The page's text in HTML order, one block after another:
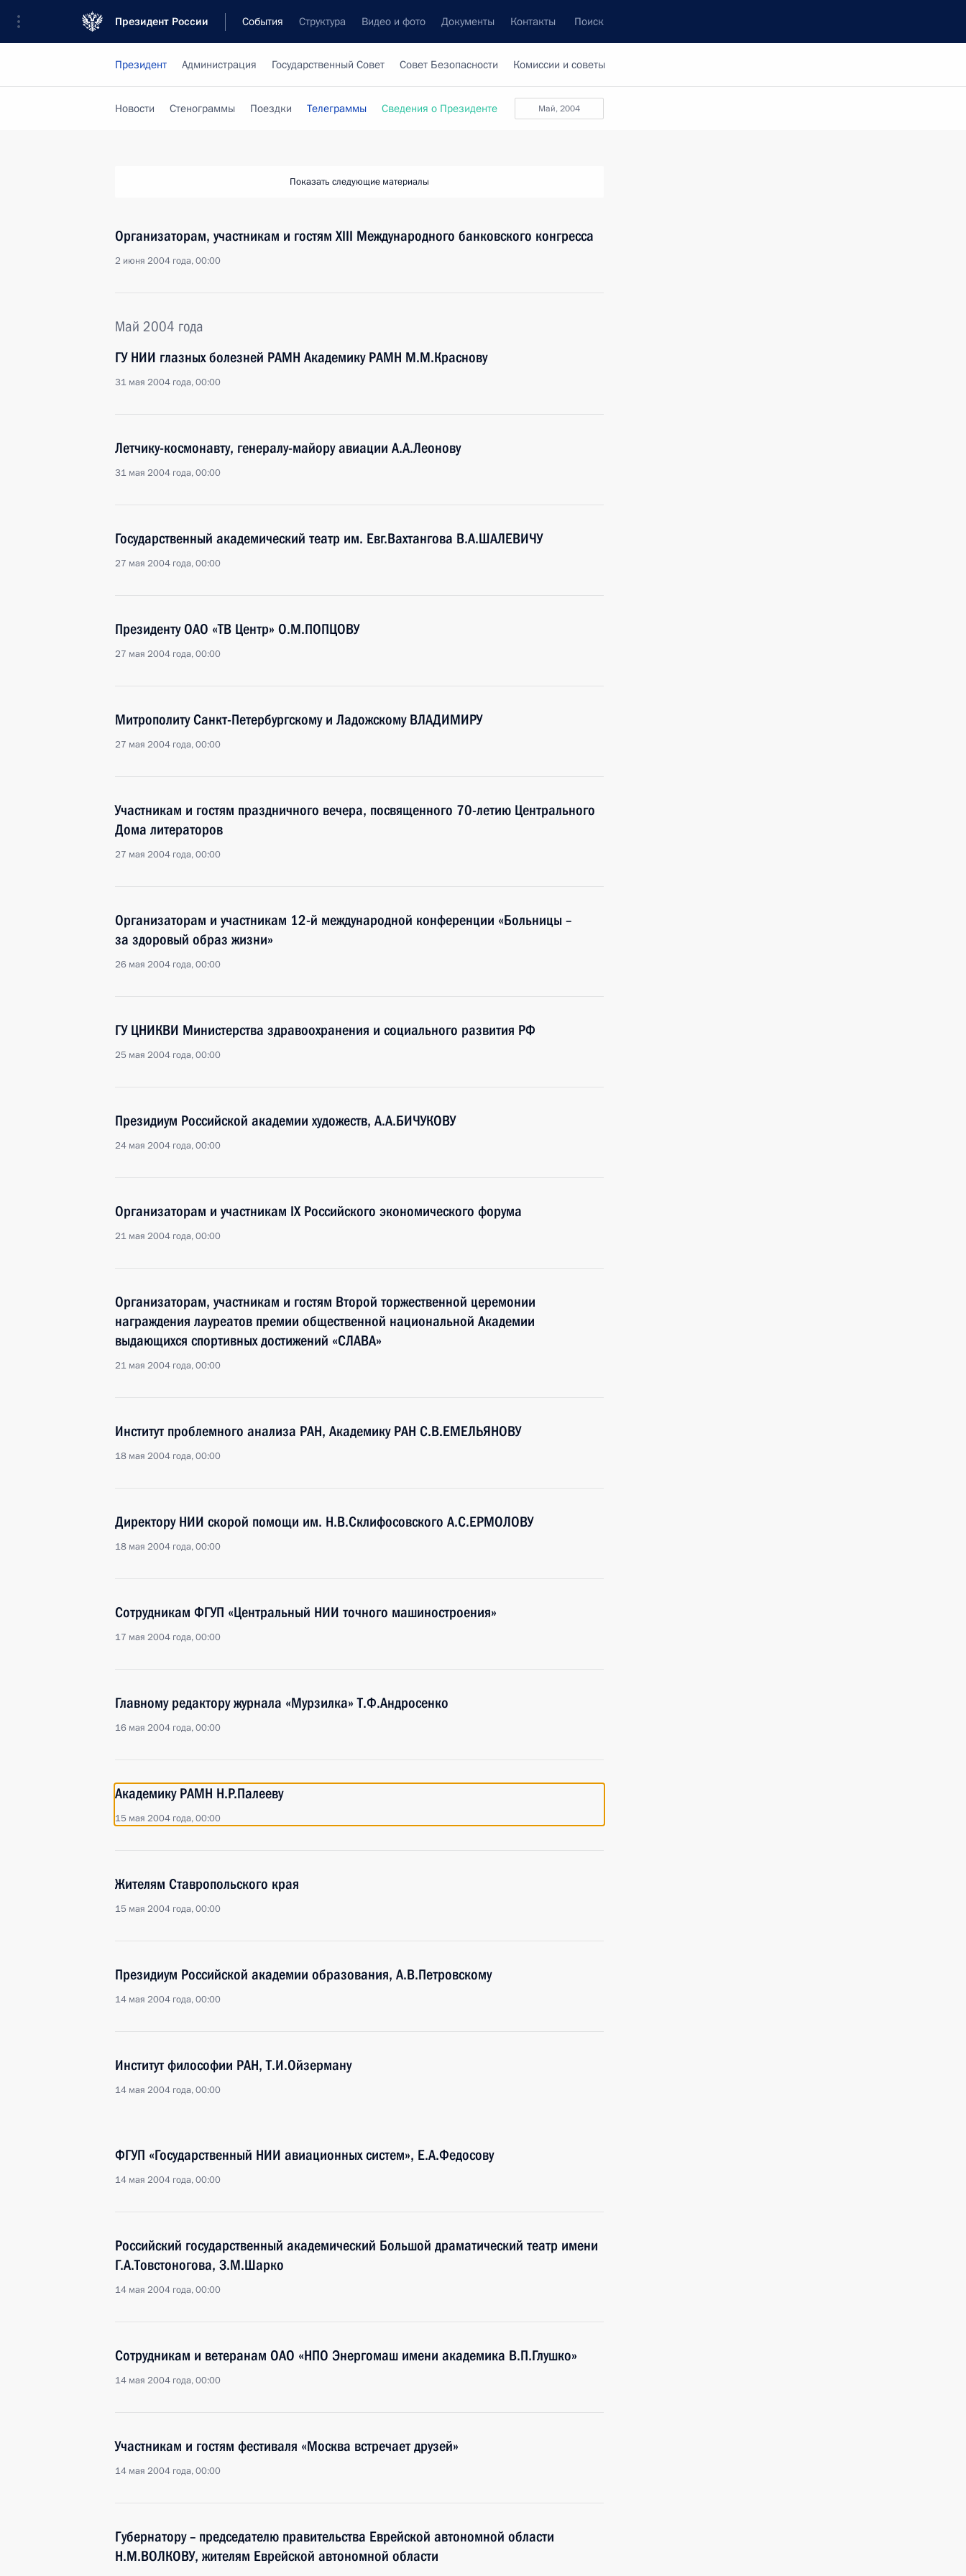
Президент России События Структура Видео и фото Документы Контакты Поиск
Президент Администрация Государственный Совет Совет Безопасности Комиссии и советы
май, 2004
Новости Стенограммы Поездки Телеграммы Сведения о Президенте
Показать следующие материалы
Организаторам, участникам и гостям XIII Международного банковского конгресса
2 июня 2004 года, 00:00
Май 2004 года
ГУ НИИ глазных болезней РАМН Академику РАМН М.М.Краснову
31 мая 2004 года, 00:00
Летчику-космонавту, генералу-майору авиации А.А.Леонову
31 мая 2004 года, 00:00
Государственный академический театр им. Евг.Вахтангова В.А.ШАЛЕВИЧУ
27 мая 2004 года, 00:00
Президенту ОАО «ТВ Центр» О.М.ПОПЦОВУ
27 мая 2004 года, 00:00
Митрополиту Санкт-Петербургскому и Ладожскому ВЛАДИМИРУ
27 мая 2004 года, 00:00
Участникам и гостям праздничного вечера, посвященного 70-летию Центрального
Дома литераторов
27 мая 2004 года, 00:00
Организаторам и участникам 12-й международной конференции «Больницы –
за здоровый образ жизни»
26 мая 2004 года, 00:00
ГУ ЦНИКВИ Министерства здравоохранения и социального развития РФ
25 мая 2004 года, 00:00
Президиум Российской академии художеств, А.А.БИЧУКОВУ
24 мая 2004 года, 00:00
Организаторам и участникам IX Российского экономического форума
21 мая 2004 года, 00:00
Организаторам, участникам и гостям Второй торжественной церемонии
награждения лауреатов премии общественной национальной Академии
выдающихся спортивных достижений «СЛАВА»
21 мая 2004 года, 00:00
Институт проблемного анализа РАН, Академику РАН С.В.ЕМЕЛЬЯНОВУ
18 мая 2004 года, 00:00
Директору НИИ скорой помощи им. Н.В.Склифосовского А.С.ЕРМОЛОВУ
18 мая 2004 года, 00:00
Сотрудникам ФГУП «Центральный НИИ точного машиностроения»
17 мая 2004 года, 00:00
Главному редактору журнала «Мурзилка» Т.Ф.Андросенко
16 мая 2004 года, 00:00
Академику РАМН Н.Р.Палееву
15 мая 2004 года, 00:00
Жителям Ставропольского края
15 мая 2004 года, 00:00
Президиум Российской академии образования, А.В.Петровскому
14 мая 2004 года, 00:00
Институт философии РАН, Т.И.Ойзерману
14 мая 2004 года, 00:00
ФГУП «Государственный НИИ авиационных систем», Е.А.Федосову
14 мая 2004 года, 00:00
Российский государственный академический Большой драматический театр имени
Г.А.Товстоногова, З.М.Шарко
14 мая 2004 года, 00:00
Сотрудникам и ветеранам ОАО «НПО Энергомаш имени академика В.П.Глушко»
14 мая 2004 года, 00:00
Участникам и гостям фестиваля «Москва встречает друзей»
14 мая 2004 года, 00:00
Губернатору – председателю правительства Еврейской автономной области
Н.М.ВОЛКОВУ, жителям Еврейской автономной области